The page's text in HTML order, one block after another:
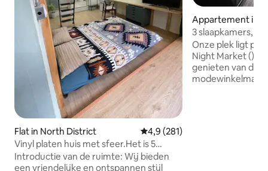
Flat in North District Gemiddelde beoordeling van
4,9 (281)
Vinyl platen huis met sfeer.Het is 5
minuten lopen van het warenhuis
Zhongyou en er zijn allerlei restaurants
Introductie van de ruimte: Wij bieden
een vriendelijke en ontspannen stijl
Appartement in
3 slaapkamers, 2
badkamers, 1
Street naast een
(Yimin Business
Department
Onze plek ligt pal
Night Market (),
genieten van de